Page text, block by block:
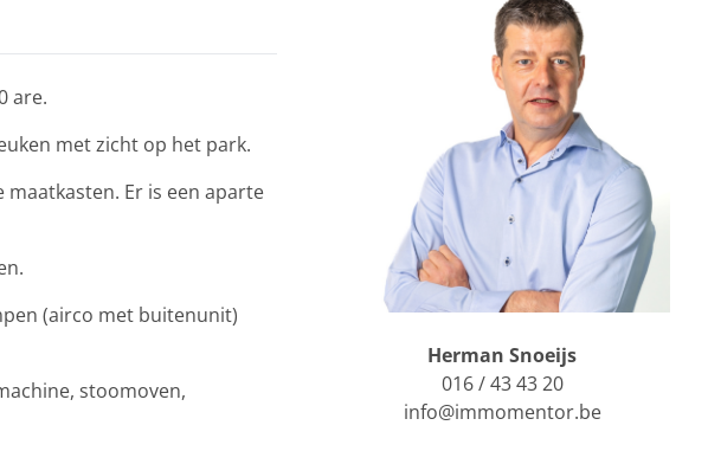
are.
met zicht op het park.
Er is een aparte
(airco met buitenunit)
stoomoven,
Herman Snoeijs
016 / 43 43 20
info@immomentor.be